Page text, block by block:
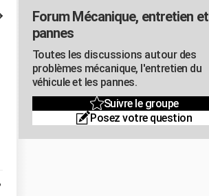
Forum Mécanique, entretien et
pannes
Toutes les discussions autour des
problèmes mécanique, l'entretien du
véhicule et les pannes.
Suivre le groupe
Posez votre question